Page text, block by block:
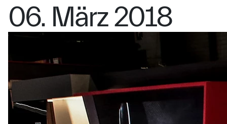
06. März 2018